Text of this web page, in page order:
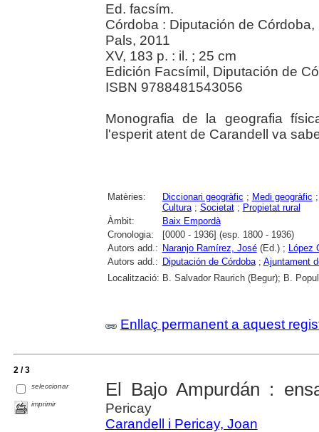
Ed. facsím.
Córdoba : Diputación de
Pals, 2011
XV, 183 p. : il. ; 25 cm
Edición Facsímil, Diputación de
ISBN 9788481543056
Monografia de la geografia
l'esperit atent de Carandell va
Matèries: Diccionari geogràfic ; Medi geogràfic
Cultura; Societat; Propietat rural
Àmbit:
Baix Empordà
Cronologia:
[0000 - 1936] (esp. 1800 - 1936)
Autors add.: Naranjo Ramírez, José(Ed.) ;
Autors add.: Diputación de Córdoba; Ajuntament
Localització: B. Salvador Raurich (Begur); B.
Enllaç permanent a aquest
2 / 3
seleccionar
imprimir
El Bajo Ampurdán :
Pericay
Carandell i Pericay, Joan